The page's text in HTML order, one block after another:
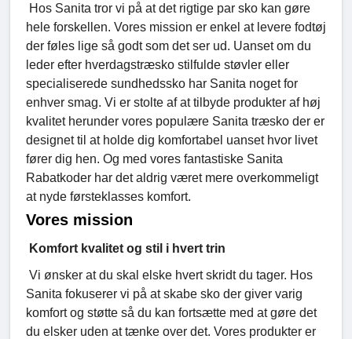
Hos Sanita tror vi på at det rigtige par sko kan gøre
hele forskellen. Vores mission er enkel at levere fodtøj
der føles lige så godt som det ser ud. Uanset om du
leder efter hverdagstræsko stilfulde støvler eller
specialiserede sundhedssko har Sanita noget for
enhver smag. Vi er stolte af at tilbyde produkter af høj
kvalitet herunder vores populære Sanita træsko der er
designet til at holde dig komfortabel uanset hvor livet
fører dig hen. Og med vores fantastiske Sanita
Rabatkoder har det aldrig været mere overkommeligt
at nyde førsteklasses komfort.
Vores mission
Komfort kvalitet og stil i hvert trin
Vi ønsker at du skal elske hvert skridt du tager. Hos
Sanita fokuserer vi på at skabe sko der giver varig
komfort og støtte så du kan fortsætte med at gøre det
du elsker uden at tænke over det. Vores produkter er